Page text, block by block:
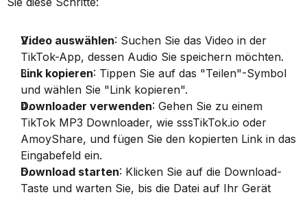
Video auswählen: Suchen Sie das Video in der
TikTok-App, dessen Audio Sie speichern möchten.
Link kopieren: Tippen Sie auf das "Teilen"-Symbol
und wählen Sie "Link kopieren".
Downloader verwenden: Gehen Sie zu einem
TikTok MP3 Downloader, wie sssTikTok.io oder
AmoyShare, und fügen Sie den kopierten Link in das
Eingabefeld ein.
Download starten: Klicken Sie auf die Download-
Taste und warten Sie, bis die Datei auf Ihr Gerät